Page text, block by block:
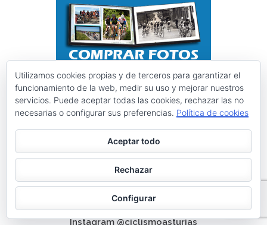
Instagram @ciclismoasturias
Utilizamos cookies propias y de terceros para garantizar el
funcionamiento de la web, medir su uso y mejorar nuestros
servicios. Puede aceptar todas las cookies, rechazar las no
necesarias o configurar sus preferencias. Política de cookies
Aceptar todo
Rechazar
Configurar